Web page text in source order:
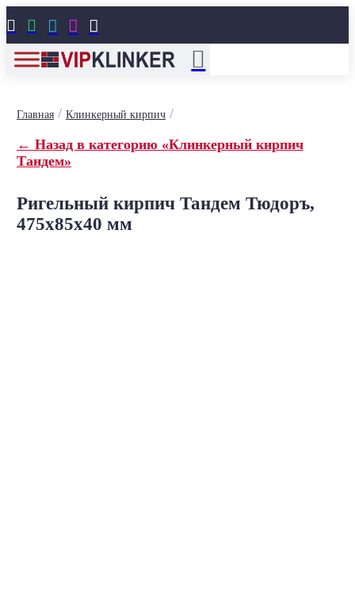
    
Главная/ Клинкерный кирпич/
← Назад в категорию «Клинкерный кирпич
Тандем»
Ригельный кирпич Тандем Тюдоръ,
475x85x40 мм